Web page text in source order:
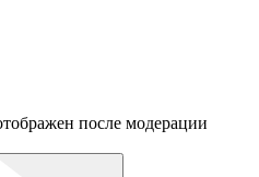
после модерации